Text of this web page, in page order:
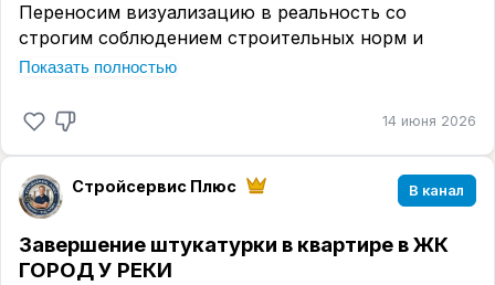
Переносим визуализацию в реальность со
строгим соблюдением строительных норм и
правил (СП 71.13330.2017)
работы:
• Монтаж скрытых инженерных систем с
соблюдением технологических зазоров.
• Укладка крупноформатного керамогранита с
применением профессионального инструмента
(виброприсоски), что обеспечивает полную
Показать полностью
14 июня 2026
Стройсервис Плюс В канал
Завершение штукатурки в квартире в ЖК
ГОРОД У РЕКИ